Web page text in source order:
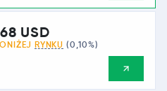
USD
RYNKU (0,10%)